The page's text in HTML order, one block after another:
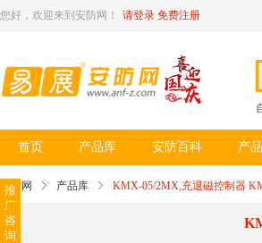
您好，欢迎来到安防网！ 请登录 免费注册
首页 产品库 安防百科 产
安防网 产品库 KMX-05/2MX,充退磁控制器
推
广
咨
询